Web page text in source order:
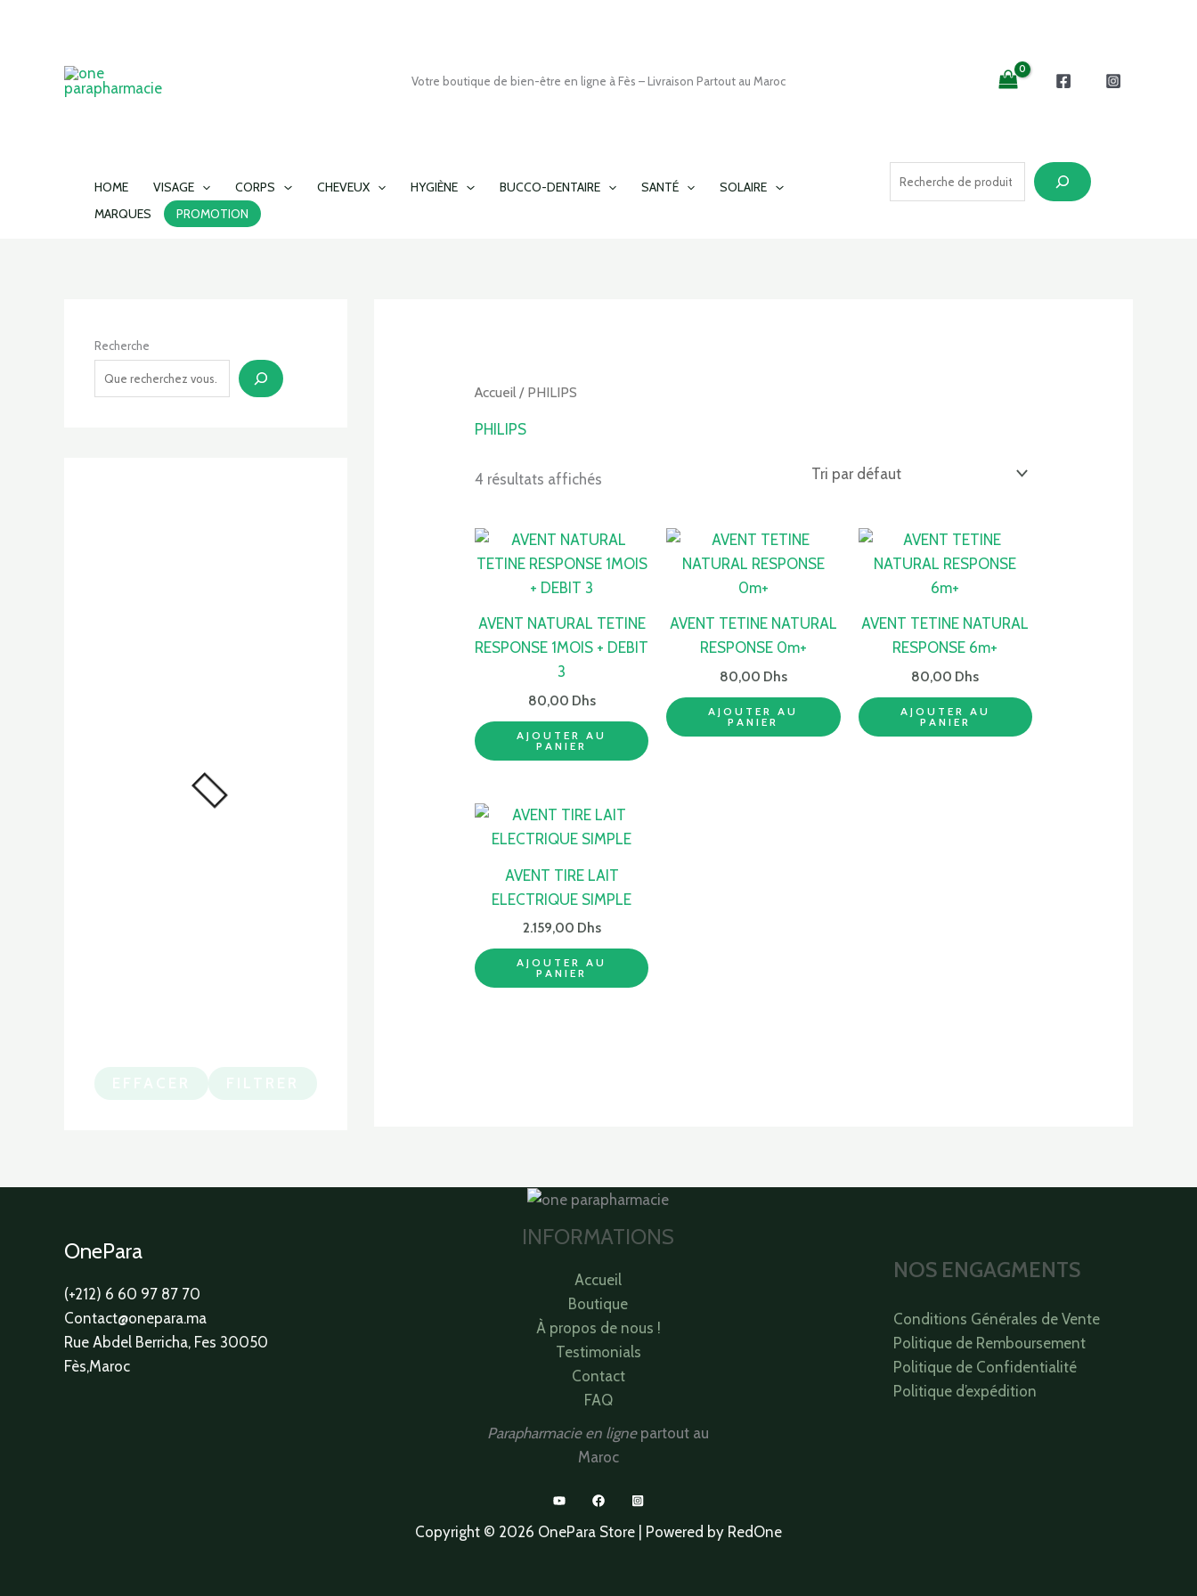
Votre boutique de bien-être en ligne à Fès – Livraison Partout au Maroc
HOME VISAGE CORPS CHEVEUX HYGIÈNE BUCCO-DENTAIRE SANTÉ
SOLAIRE
MARQUES
PROMOTION
Recherche
Accueil / PHILIPS
PHILIPS
4 résultats affichés
AVENT NATURAL TETINE
RESPONSE 1MOIS + DEBIT
3
80,00 Dhs
AJOUTER AU
PANIER
AVENT TETINE NATURAL
RESPONSE 0m+
80,00 Dhs
AJOUTER AU
PANIER
AVENT TETINE NATURAL
RESPONSE 6m+
80,00 Dhs
AJOUTER AU
PANIER
AVENT TIRE LAIT
ELECTRIQUE SIMPLE
2.159,00 Dhs
AJOUTER AU
PANIER
OnePara
(+212) 6 60 97 87 70
Contact@onepara.ma
Rue Abdel Berricha, Fes 30050
Fès,Maroc
INFORMATIONS
Accueil
Boutique
À propos de nous !
Testimonials
Contact
FAQ
Parapharmacie en lignepartout au
Maroc
NOS ENGAGMENTS
Conditions Générales de Vente
Politique de Remboursement
Politique de Confidentialité
Politique d’expédition
Copyright © 2026 OnePara Store | Powered by RedOne